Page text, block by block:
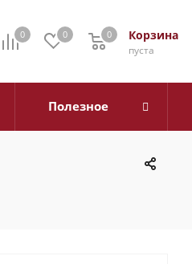
0 0 Корзина
0
пуста
0
Полезное